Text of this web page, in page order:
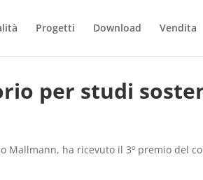
Progetti Download Vendita
per studi
ha ricevuto il 3º premio del